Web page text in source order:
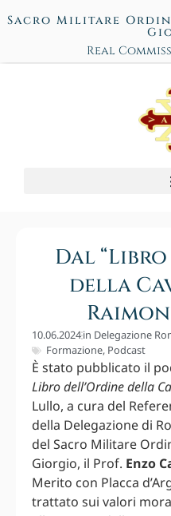
Sacro Militare
Real
Dal
della
10.06.2024in Delegazione
Formazione, Podcast
È stato pubblicato il
Libro dell’Ordine della
Lullo, a cura del
della Delegazione di
del Sacro Militare
Giorgio, il Prof. Enzo
Merito con Placca
trattato sui valori